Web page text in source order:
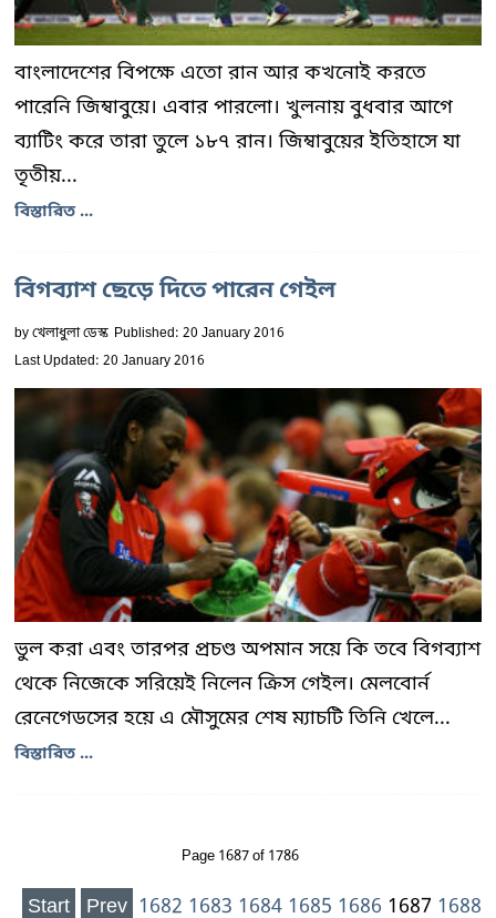
বাংলাদেশের বিপক্ষে এতো রান আর কখনোই করতে
পারেনি জিম্বাবুয়ে। এবার পারলো। খুলনায় বুধবার আগে
ব্যাটিং করে তারা তুলে ১৮৭ রান। জিম্বাবুয়ের ইতিহাসে যা
তৃতীয়...
বিস্তারিত ...
বিগব্যাশ ছেড়ে দিতে পারেন গেইল
byখেলাধুলা ডেস্ক Published: 20 January 2016
Last Updated: 20 January 2016
ভুল করা এবং তারপর প্রচণ্ড অপমান সয়ে কি তবে বিগব্যাশ
থেকে নিজেকে সরিয়েই নিলেন ক্রিস গেইল। মেলবোর্ন
রেনেগেডসের হয়ে এ মৌসুমের শেষ ম্যাচটি তিনি খেলে...
বিস্তারিত ...
Page 1687 of 1786
Start Prev 1682 1683 1684 1685 1686 1687 1688